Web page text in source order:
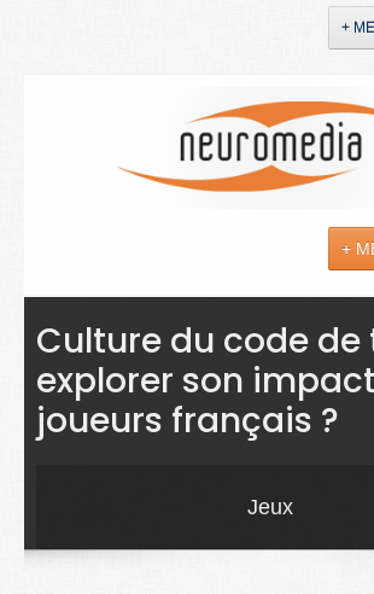
+
+
Actualités
Sciences
Maladies
Culture du code de
explorer son
joueurs français ?
Jeux